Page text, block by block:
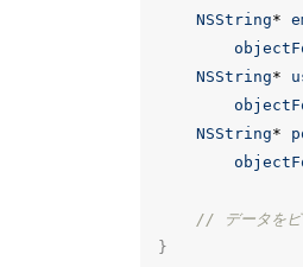
NSString*
NSString*
NSString*
// データをビ
}